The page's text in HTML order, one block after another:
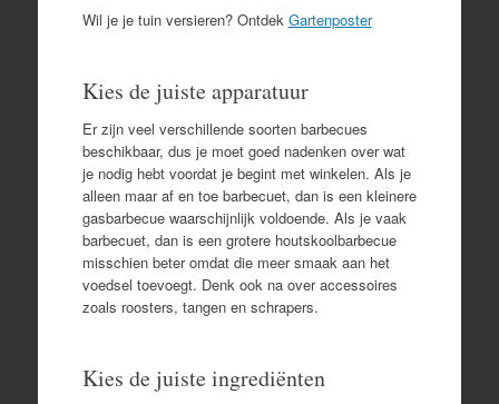
Wil je je tuin versieren? Ontdek Gartenposter
Kies de juiste apparatuur
Er zijn veel verschillende soorten barbecues
beschikbaar, dus je moet goed nadenken over wat
je nodig hebt voordat je begint met winkelen. Als je
alleen maar af en toe barbecuet, dan is een kleinere
gasbarbecue waarschijnlijk voldoende. Als je vaak
barbecuet, dan is een grotere houtskoolbarbecue
misschien beter omdat die meer smaak aan het
voedsel toevoegt. Denk ook na over accessoires
zoals roosters, tangen en schrapers.
Kies de juiste ingrediënten